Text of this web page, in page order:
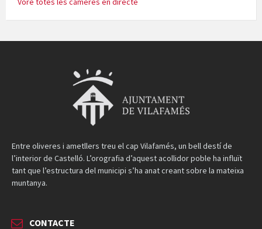
Entre oliveres i ametllers treu el cap Vilafamés, un bell destí de
l’interior de Castelló. L’orografia d’aquest acollidor poble ha influït
tant que l’estructura del municipi s’ha anat creant sobre la mateixa
muntanya.
CONTACTE